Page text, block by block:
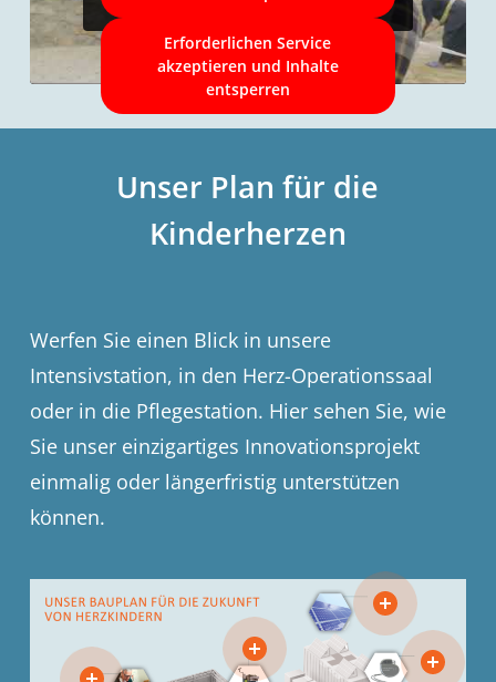
Erforderlichen Service
akzeptieren und Inhalte
entsperren
Unser Plan für die
Kinderherzen
Werfen Sie einen Blick in unsere
Intensivstation, in den Herz-Operationssaal
oder in die Pflegestation. Hier sehen Sie, wie
Sie unser einzigartiges Innovationsprojekt
einmalig oder längerfristig unterstützen
können.